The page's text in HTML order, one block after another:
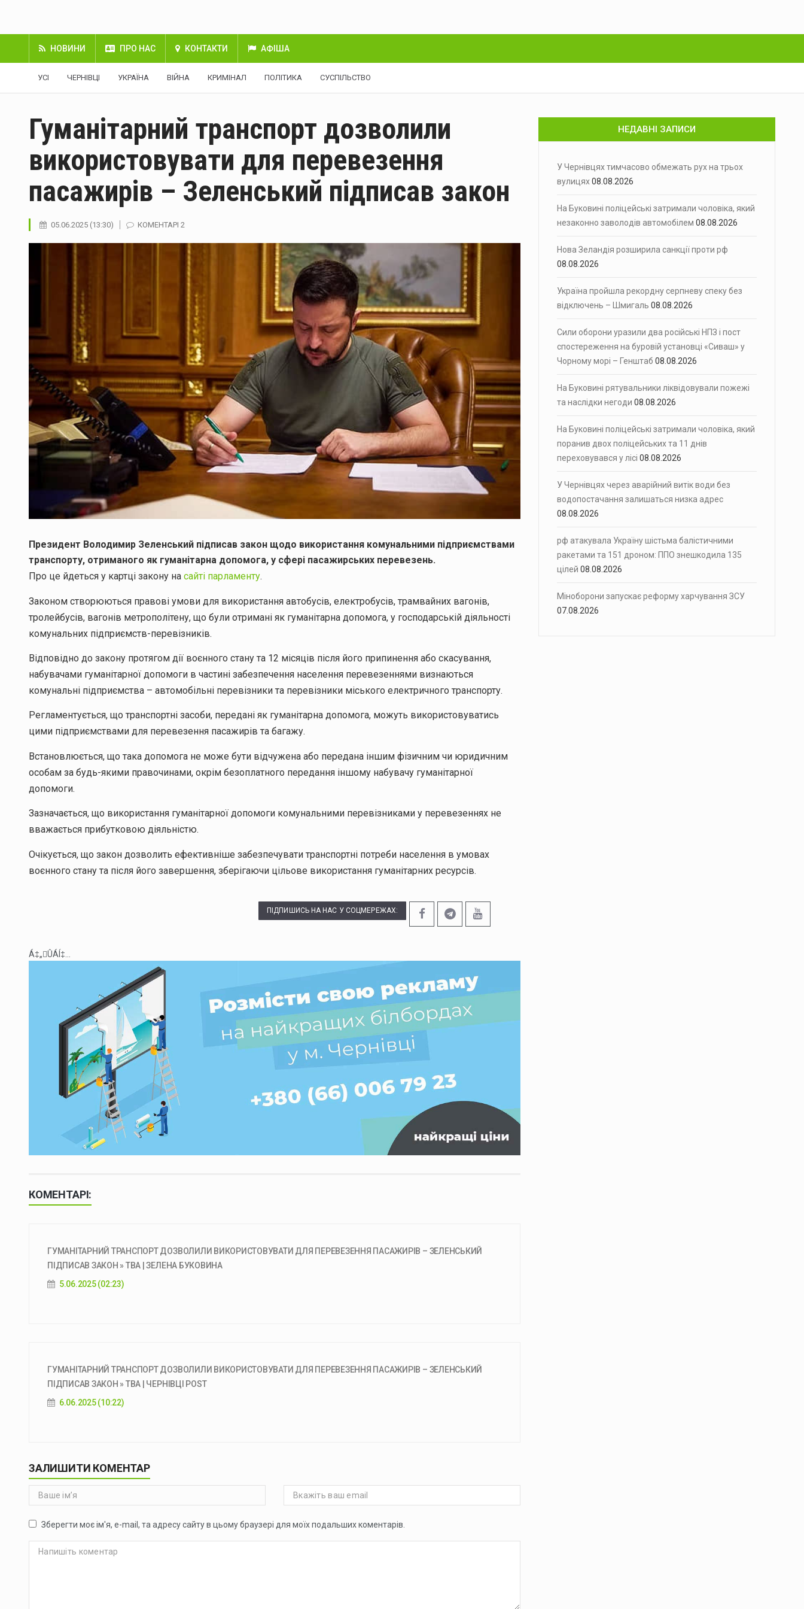
НОВИНИ ПРО НАС КОНТАКТИ АФІША
УСІ ЧЕРНІВЦІ УКРАЇНА ВІЙНА КРИМІНАЛ ПОЛІТИКА СУСПІЛЬСТВО
Гуманітарний транспорт дозволили
використовувати для перевезення
пасажирів – Зеленський підписав закон
05.06.2025 (13:30) КОМЕНТАРІ 2
Президент Володимир Зеленський підписав закон щодо використання комунальними підприємствами
транспорту, отриманого як гуманітарна допомога, у сфері пасажирських перевезень.
Про це йдеться у картці закону на сайті парламенту.
Законом створюються правові умови для використання автобусів, електробусів, трамвайних вагонів,
тролейбусів, вагонів метрополітену, що були отримані як гуманітарна допомога, у господарській діяльності
комунальних підприємств-перевізників.
Відповідно до закону протягом дії воєнного стану та 12 місяців після його припинення або скасування,
набувачами гуманітарної допомоги в частині забезпечення населення перевезеннями визнаються
комунальні підприємства – автомобільні перевізники та перевізники міського електричного транспорту.
Регламентується, що транспортні засоби, передані як гуманітарна допомога, можуть використовуватись
цими підприємствами для перевезення пасажирів та багажу.
Встановлюється, що така допомога не може бути відчужена або передана іншим фізичним чи юридичним
особам за будь-якими правочинами, окрім безоплатного передання іншому набувачу гуманітарної
допомоги.
Зазначається, що використання гуманітарної допомоги комунальними перевізниками у перевезеннях не
вважається прибутковою діяльністю.
Очікується, що закон дозволить ефективніше забезпечувати транспортні потреби населення в умовах
воєнного стану та після його завершення, зберігаючи цільове використання гуманітарних ресурсів.
ПІДПИШИСЬ НА НАС У СОЦМЕРЕЖАХ:
Á‡„ÛÁÍ‡...
КОМЕНТАРІ:
ГУМАНІТАРНИЙ ТРАНСПОРТ ДОЗВОЛИЛИ ВИКОРИСТОВУВАТИ ДЛЯ ПЕРЕВЕЗЕННЯ ПАСАЖИРІВ – ЗЕЛЕНСЬКИЙ
ПІДПИСАВ ЗАКОН » ТВА | ЗЕЛЕНА БУКОВИНА
5.06.2025 (02:23)
ГУМАНІТАРНИЙ ТРАНСПОРТ ДОЗВОЛИЛИ ВИКОРИСТОВУВАТИ ДЛЯ ПЕРЕВЕЗЕННЯ ПАСАЖИРІВ – ЗЕЛЕНСЬКИЙ
ПІДПИСАВ ЗАКОН » ТВА | ЧЕРНІВЦІ POST
6.06.2025 (10:22)
ЗАЛИШИТИ КОМЕНТАР
Зберегти моє ім'я, e-mail, та адресу сайту в цьому браузері для моїх подальших коментарів.
НЕДАВНІ ЗАПИСИ
У Чернівцях тимчасово обмежать рух на трьох
вулицях08.08.2026
На Буковині поліцейські затримали чоловіка, який
незаконно заволодів автомобілем 08.08.2026
Нова Зеландія розширила санкції проти рф
08.08.2026
Україна пройшла рекордну серпневу спеку без
відключень – Шмигаль 08.08.2026
Сили оборони уразили два російські НПЗ і пост
спостереження на буровій установці «Сиваш» у
Чорному морі – Генштаб 08.08.2026
На Буковині рятувальники ліквідовували пожежі
та наслідки негоди 08.08.2026
На Буковині поліцейські затримали чоловіка, який
поранив двох поліцейських та 11 днів
переховувався у лісі 08.08.2026
У Чернівцях через аварійний витік води без
водопостачання залишаться низка адрес
08.08.2026
рф атакувала Україну шістьма балістичними
ракетами та 151 дроном: ППО знешкодила 135
цілей 08.08.2026
Міноборони запускає реформу харчування ЗСУ
07.08.2026